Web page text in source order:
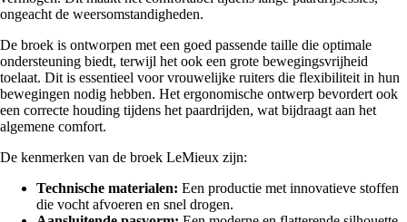
ongeacht de weersomstandigheden.
De broek is ontworpen met een goed passende taille die optimale
ondersteuning biedt, terwijl het ook een grote bewegingsvrijheid
toelaat. Dit is essentieel voor vrouwelijke ruiters die flexibiliteit in hun
bewegingen nodig hebben. Het ergonomische ontwerp bevordert ook
een correcte houding tijdens het paardrijden, wat bijdraagt aan het
algemene comfort.
De kenmerken van de broek LeMieux zijn:
Technische materialen: Een productie met innovatieve stoffen
die vocht afvoeren en snel drogen.